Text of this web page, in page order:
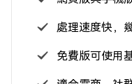
處理速度快，
免費版可使用